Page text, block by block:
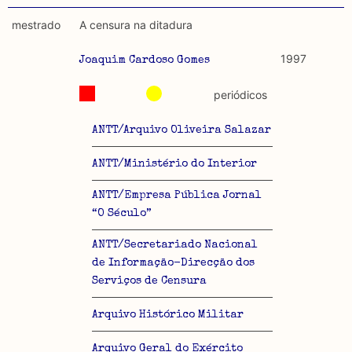
mestrado A censura na ditadura
Joaquim Cardoso Gomes 1997
ANTT/Arquivo Oliveira Salazar
ANTT/Ministério do Interior
ANTT/Empresa Pública Jornal
“O Século”
ANTT/Secretariado Nacional
de Informação-Direcção dos
Serviços de Censura
Arquivo Histórico Militar
Arquivo Geral do Exército
periódicos